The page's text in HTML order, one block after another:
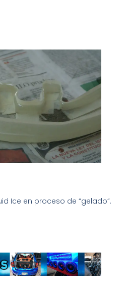
Ice en proceso de “gelado”.